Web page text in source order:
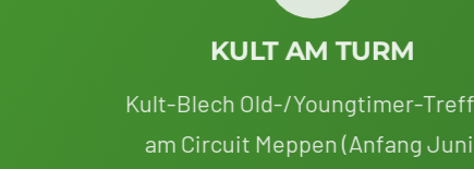
KULT AM TURM
Kult-Blech Old-/Youngtimer-
am Circuit Meppen (Anfang